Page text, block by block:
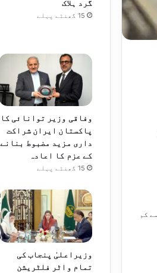
گرد ہلاک
15 گھنٹے پہلے
وفاقی وزیر توانائی کا
پاکستان ایران شراکت
داری مزید مضبوط بنانے
کے عزم کا اعادہ
15 گھنٹے پہلے
وزیراعلیٰ پنجاب کی
تمام واٹر فلٹریشن